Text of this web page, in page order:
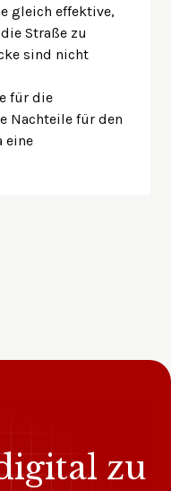
gleich effektive,
Straße zu
sind nicht
für die
Nachteile für den
eine
zu